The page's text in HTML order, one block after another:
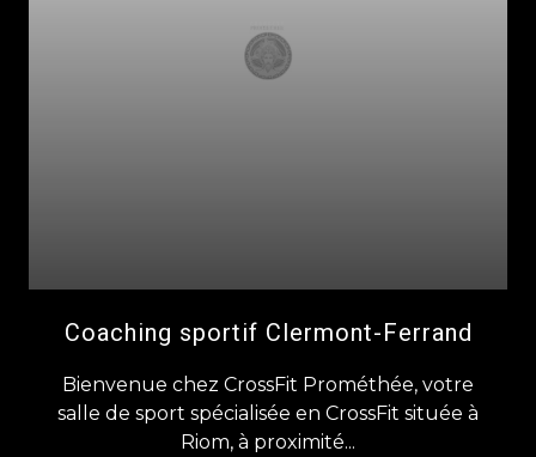
Coaching sportif Clermont-Ferrand
Bienvenue chez CrossFit Prométhée, votre
salle de sport spécialisée en CrossFit située à
Riom, à proximité...